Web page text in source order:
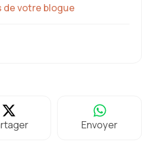
de votre blogue
Envoyer